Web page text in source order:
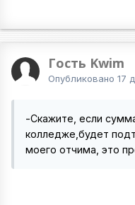
Гость Kwim
Опубликовано 17
-Скажите, если
колледже,будет
моего отчима, это